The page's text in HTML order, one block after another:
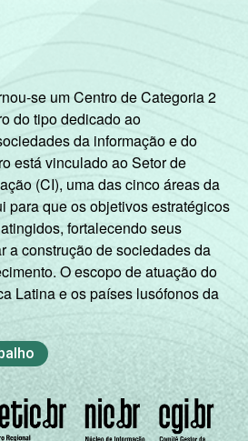
se um Centro de Categoria 2
do tipo dedicado ao
da informação e do
está vinculado ao Setor de
(CI), uma das cinco áreas da
para que os objetivos estratégicos
fortalecendo seus
a construção de sociedades da
O escopo de atuação do
Latina e os países lusófonos da